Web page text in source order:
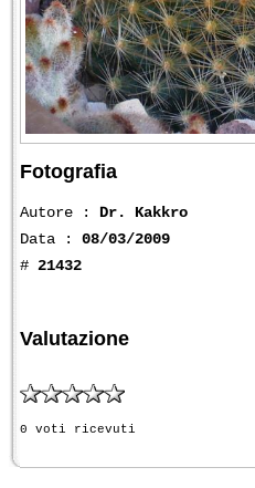
Fotografia
Autore : Dr. Kakkro
Data : 08/03/2009
# 21432
Valutazione
0 voti ricevuti